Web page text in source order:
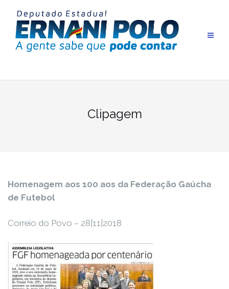
conteúdo
Clipagem
Homenagem aos 100 aos da Federação Gaúcha
de Futebol
Correio do Povo – 28|11|2018